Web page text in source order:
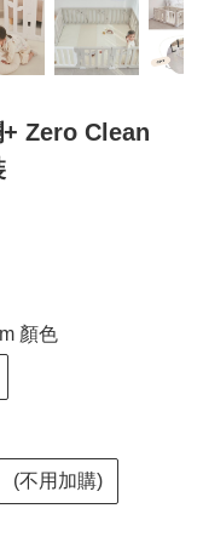
+ Zero Clean
顏色
(不用加購)